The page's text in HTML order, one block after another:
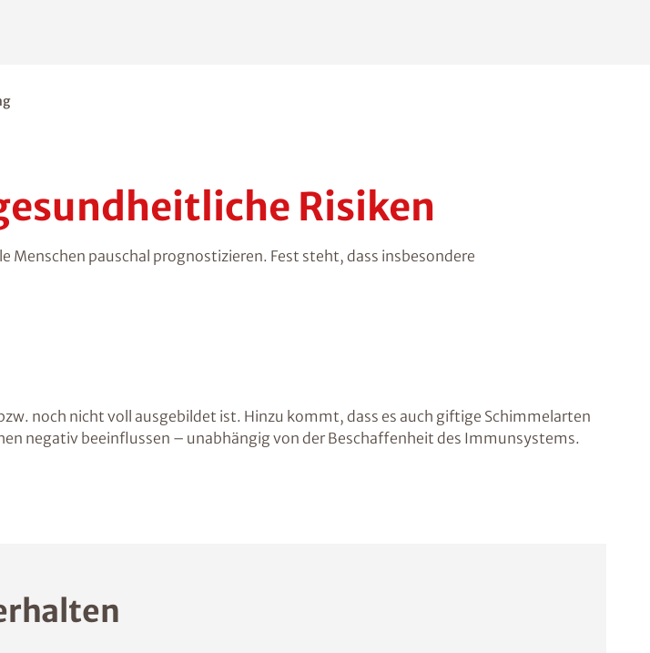
Risiken
Menschen pauschal prognostizieren. Fest steht, dass insbesondere
noch nicht voll ausgebildet ist. Hinzu kommt, dass es auch giftige Schimmelarten
negativ beeinflussen – unabhängig von der Beschaffenheit des Immunsystems.